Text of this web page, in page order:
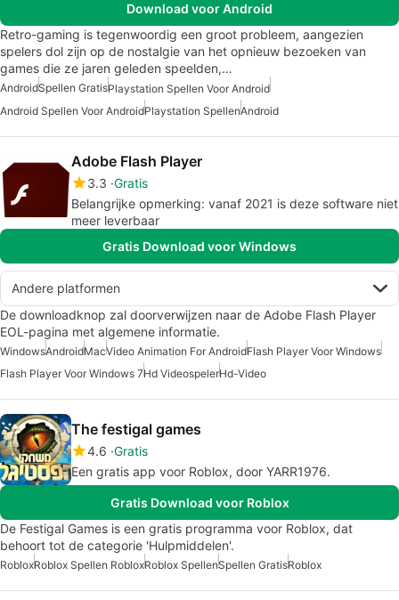
Download voor Android
Retro-gaming is tegenwoordig een groot probleem, aangezien
spelers dol zijn op de nostalgie van het opnieuw bezoeken van
games die ze jaren geleden speelden,…
AndroidSpellen GratisPlaystation Spellen Voor Android
Android Spellen Voor AndroidPlaystation SpellenAndroid
Adobe Flash Player
3.3 Gratis
Belangrijke opmerking: vanaf 2021 is deze software niet
meer leverbaar
Gratis Download voor Windows
Andere platformen
De downloadknop zal doorverwijzen naar de Adobe Flash Player
EOL-pagina met algemene informatie.
WindowsAndroidMacVideo Animation For AndroidFlash Player Voor Windows
Flash Player Voor Windows 7Hd VideospelerHd-Video
The festigal games
4.6 Gratis
Een gratis app voor Roblox, door YARR1976.
Gratis Download voor Roblox
De Festigal Games is een gratis programma voor Roblox, dat
behoort tot de categorie 'Hulpmiddelen'.
RobloxRoblox Spellen RobloxRoblox SpellenSpellen GratisRoblox